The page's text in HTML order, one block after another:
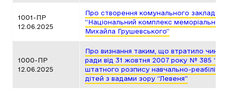
1001-ПР
12.06.2025
Про створення комунального закладу
“Національний комплекс меморіальних
Михайла Грушевського”
1000-ПР
12.06.2025
Про визнання таким, що втратило
ради від 31 жовтня 2007 року № 385
штатного розпису навчально-
дітей з вадами зору “Левеня”